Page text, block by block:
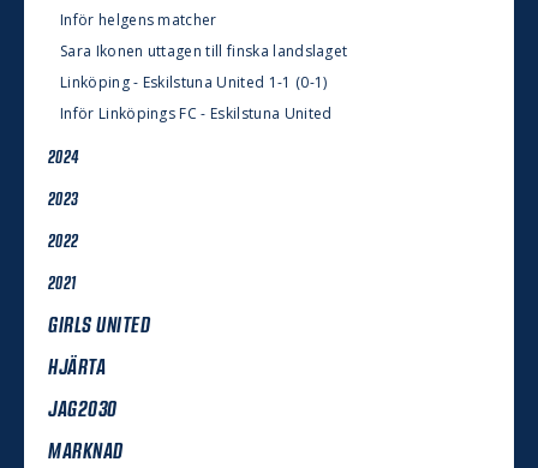
Inför helgens matcher
Sara Ikonen uttagen till finska landslaget
Linköping - Eskilstuna United 1-1 (0-1)
Inför Linköpings FC - Eskilstuna United
2024
2023
2022
2021
GIRLS UNITED
HJÄRTA
JAG2030
MARKNAD